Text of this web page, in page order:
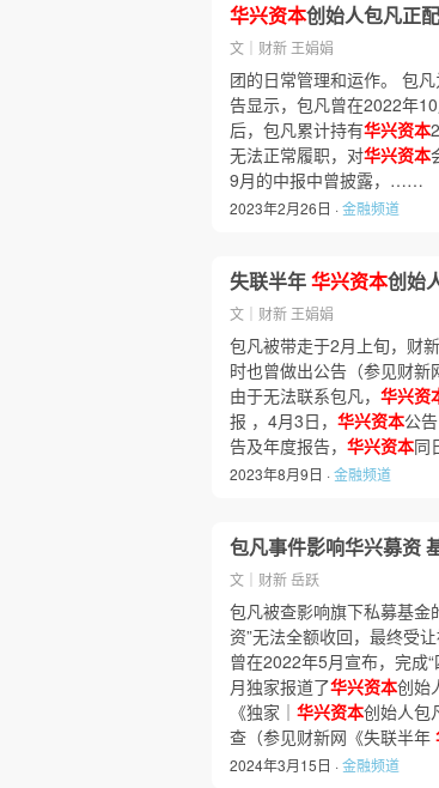
华兴资本创始人包凡正
文｜财新 王娟娟
团的日常管理和运作。 包凡
告显示，包凡曾在2022年
后，包凡累计持有华兴资本
无法正常履职，对华兴资本
9月的中报中曾披露，……
2023年2月26日 ·金融频道
失联半年华兴资本创始
文｜财新 王娟娟
包凡被带走于2月上旬，财
时也曾做出公告（参见财新
由于无法联系包凡， 华兴资
报 ，4月3日， 华兴资本公
告及年度报告， 华兴资本同
2023年8月9日 ·金融频道
包凡事件影响华兴募资
文｜财新 岳跃
包凡被查影响旗下私募基金
资”无法全额收回，最终受
曾在2022年5月宣布，完成
月独家报道了华兴资本创始
《独家｜ 华兴资本创始人包
查（参见财新网《失联半年
2024年3月15日 ·金融频道